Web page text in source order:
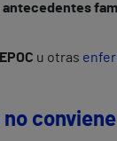
antecedentes
EPOC u otras